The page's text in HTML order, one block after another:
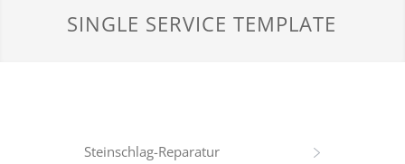
SINGLE SERVICE TEMPLATE
Steinschlag-Reparatur